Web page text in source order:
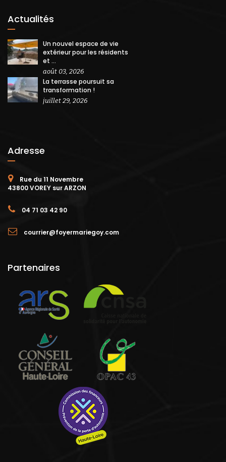
Actualités
Un nouvel espace de vie
extérieur pour les résidents
et ...
août 03, 2026
La terrasse poursuit sa
transformation !
juillet 29, 2026
Adresse
Rue du 11 Novembre
43800 VOREY sur ARZON
04 71 03 42 90
courrier@foyermariegoy.com
Partenaires